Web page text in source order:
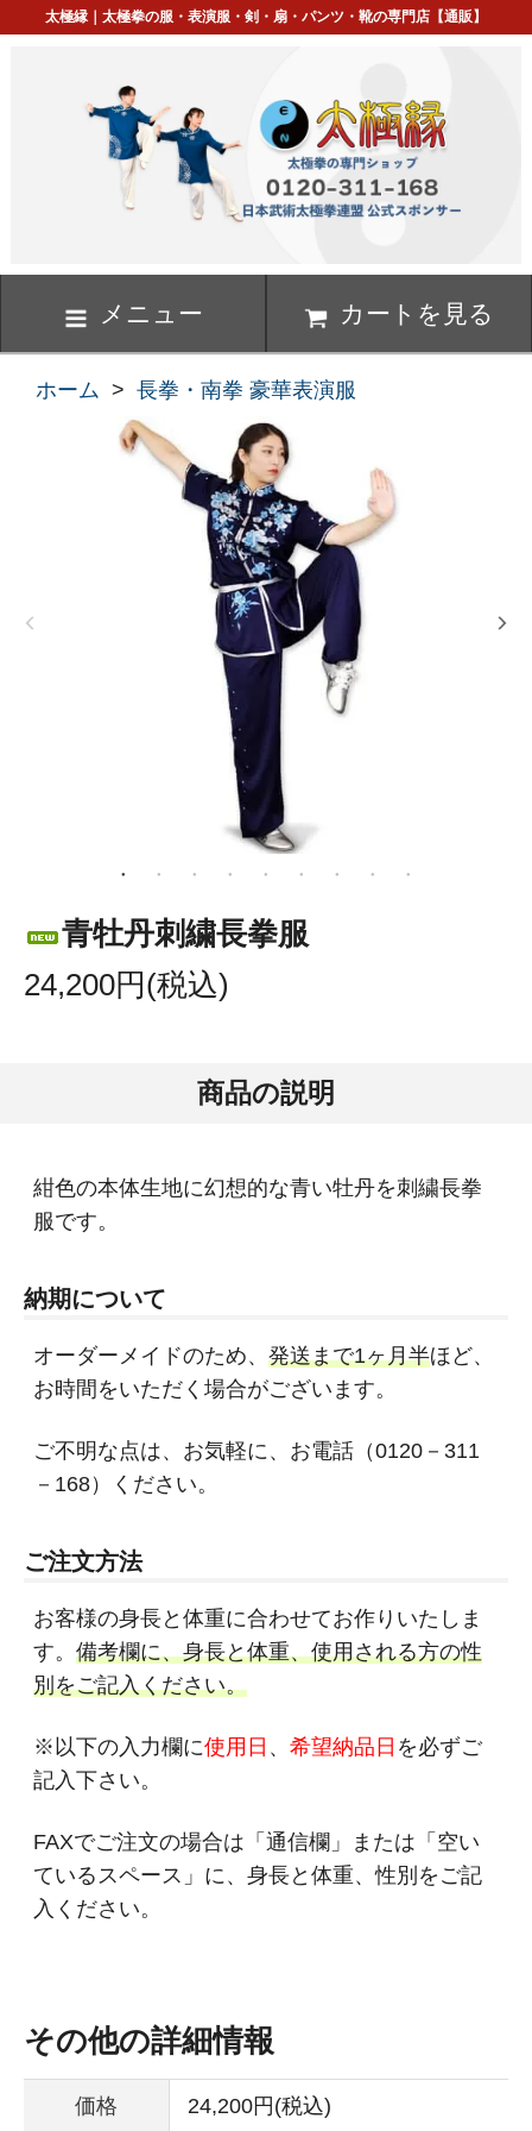
太極縁｜太極拳の服・表演服・剣・扇・パンツ・靴の専門店【通販】
メニュー カートを見る
ホーム > 長拳・南拳 豪華表演服
青牡丹刺繍長拳服
24,200円(税込)
商品の説明
紺色の本体生地に幻想的な青い牡丹を刺繍長拳
服です。
納期について
オーダーメイドのため、 発送まで1ヶ月半ほど、
お時間をいただく場合がございます。
ご不明な点は、お気軽に、お電話（0120－311
－168）ください。
ご注文方法
お客様の身長と体重に合わせてお作りいたしま
す。 備考欄に、身長と体重、使用される方の性
別をご記入ください。
※以下の入力欄に使用日 、 希望納品日 を必ずご
記入下さい。
FAXでご注文の場合は「通信欄」または「空い
ているスペース」に、身長と体重、性別をご記
入ください。
その他の詳細情報
価格 24,200円(税込)